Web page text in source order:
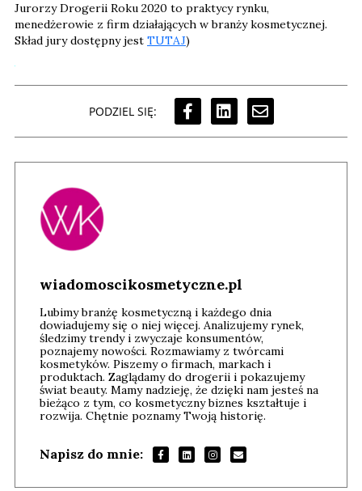
Jurorzy Drogerii Roku 2020 to praktycy rynku,
menedżerowie z firm działających w branży kosmetycznej.
Skład jury dostępny jest TUTAJ)
PODZIEL SIĘ:
wiadomoscikosmetyczne.pl
Lubimy branżę kosmetyczną i każdego dnia
dowiadujemy się o niej więcej. Analizujemy rynek,
śledzimy trendy i zwyczaje konsumentów,
poznajemy nowości. Rozmawiamy z twórcami
kosmetyków. Piszemy o firmach, markach i
produktach. Zaglądamy do drogerii i pokazujemy
świat beauty. Mamy nadzieję, że dzięki nam jesteś na
bieżąco z tym, co kosmetyczny biznes kształtuje i
rozwija. Chętnie poznamy Twoją historię.
Napisz do mnie: